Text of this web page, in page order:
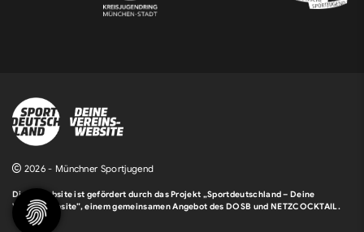
2026 - Münchner Sportjugend
Diese Website ist gefördert durch das Projekt „Sportdeutschland – Deine
Vereinswebsite”, einem gemeinsamen Angebot des DOSB und NETZCOCKTAIL.